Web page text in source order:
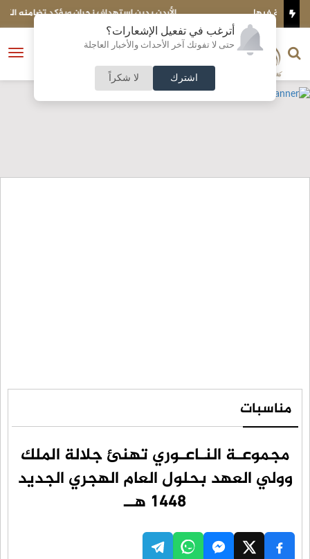
أترغب في تفعيل الإشعارات؟
حتى لا تفوتك آخر الأحداث والأخبار العاجلة
اشترك لا شكراً
الأردن يدين استهداف نجران ويؤكد تضامنه الكامل مع السعودية
فتح
الناشر و رئيس التحرير
النسخة الكاملة
مناسبات
مجموعـة النـاعـوري تهنئ جلالة الملك
وولي العهد بحلول العام الهجري الجديد
1448 هــ